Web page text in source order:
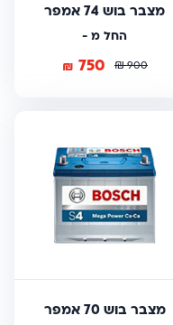
מצבר בוש 74 אמפר
החל מ -
900
₪
750
₪
מצבר בוש 70 אמפר